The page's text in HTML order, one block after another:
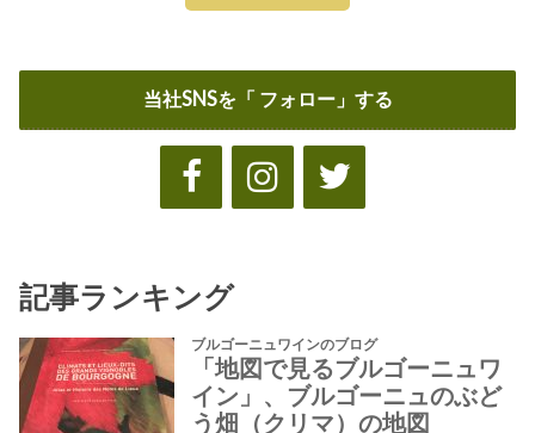
当社SNSを「 フォロー」する
記事ランキング